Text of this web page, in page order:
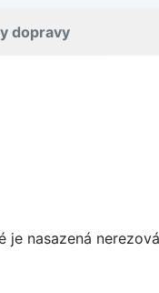
dopravy
nasazená